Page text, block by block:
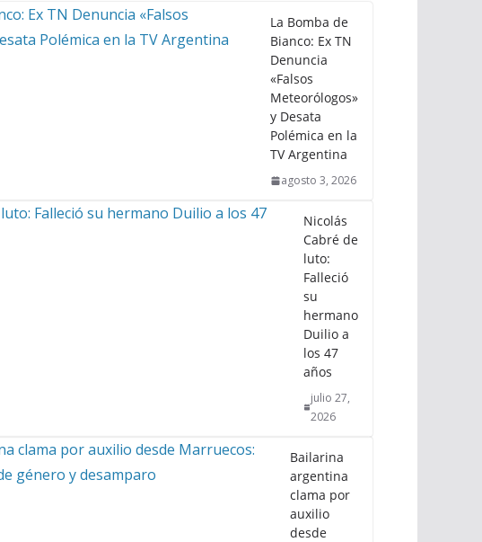
La Bomba de
Bianco: Ex TN
Denuncia
«Falsos
Meteorólogos»
y Desata
Polémica en la
TV Argentina
agosto 3, 2026
Nicolás
Cabré de
luto:
Falleció
su
hermano
Duilio a
los 47
años
julio 27,
2026
Bailarina
argentina
clama por
auxilio
desde